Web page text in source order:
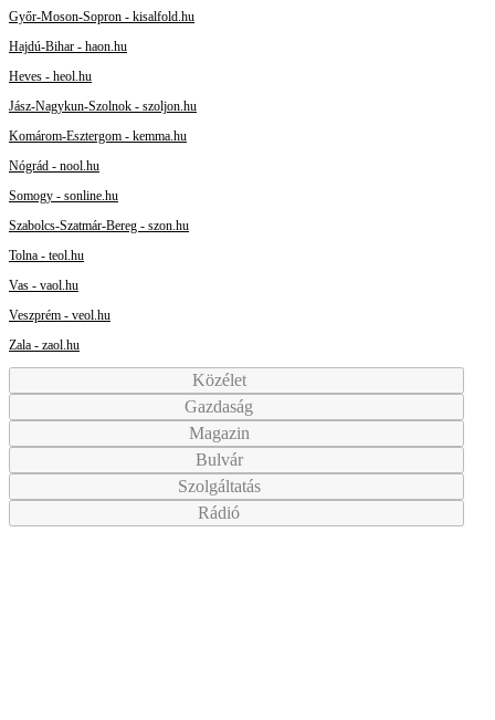
Győr-Moson-Sopron - kisalfold.hu
Hajdú-Bihar - haon.hu
Heves - heol.hu
Jász-Nagykun-Szolnok - szoljon.hu
Komárom-Esztergom - kemma.hu
Nógrád - nool.hu
Somogy - sonline.hu
Szabolcs-Szatmár-Bereg - szon.hu
Tolna - teol.hu
Vas - vaol.hu
Veszprém - veol.hu
Zala - zaol.hu
Közélet
Gazdaság
Magazin
Bulvár
Szolgáltatás
Rádió